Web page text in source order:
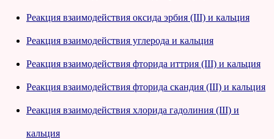
Реакция взаимодействия оксида эрбия (III) и кальция
Реакция взаимодействия углерода и кальция
Реакция взаимодействия фторида иттрия (III) и кальция
Реакция взаимодействия фторида скандия (III) и кальция
Реакция взаимодействия хлорида гадолиния (III) и
кальция